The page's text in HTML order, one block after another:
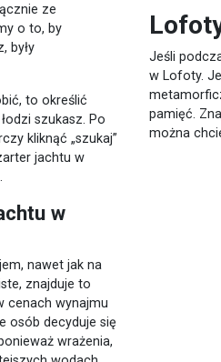
ze
o to, by
były
to określić
szukasz. Po
kliknąć „szukaj”
jachtu w
w
nawet jak na
znajduje to
cenach wynajmu
osób decyduje się
wrażenia,
Jeśli
w Lofoty.
pamięć.
można